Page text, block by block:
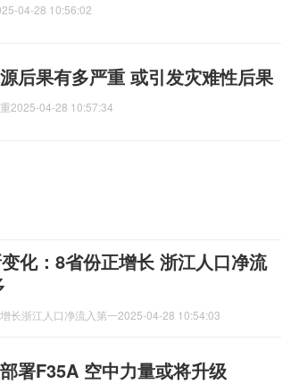
04-28 10:56:02
后果有多严重 或引发灾难性后果
2025-04-28 10:57:34
化：8省份正增长 浙江人口净流
长浙江人口净流入第一2025-04-28 10:54:03
署F35A 空中力量或将升级